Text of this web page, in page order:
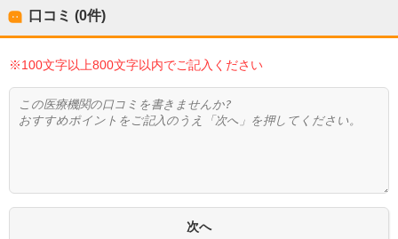
口コミ (0件)
※100文字以上800文字以内でご記入ください